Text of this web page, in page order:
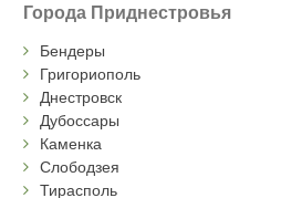
Города Приднестровья
Бендеры
Григориополь
Днестровск
Дубоссары
Каменка
Слободзея
Тирасполь